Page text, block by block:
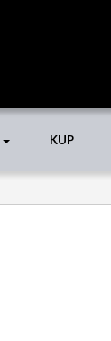
KUP